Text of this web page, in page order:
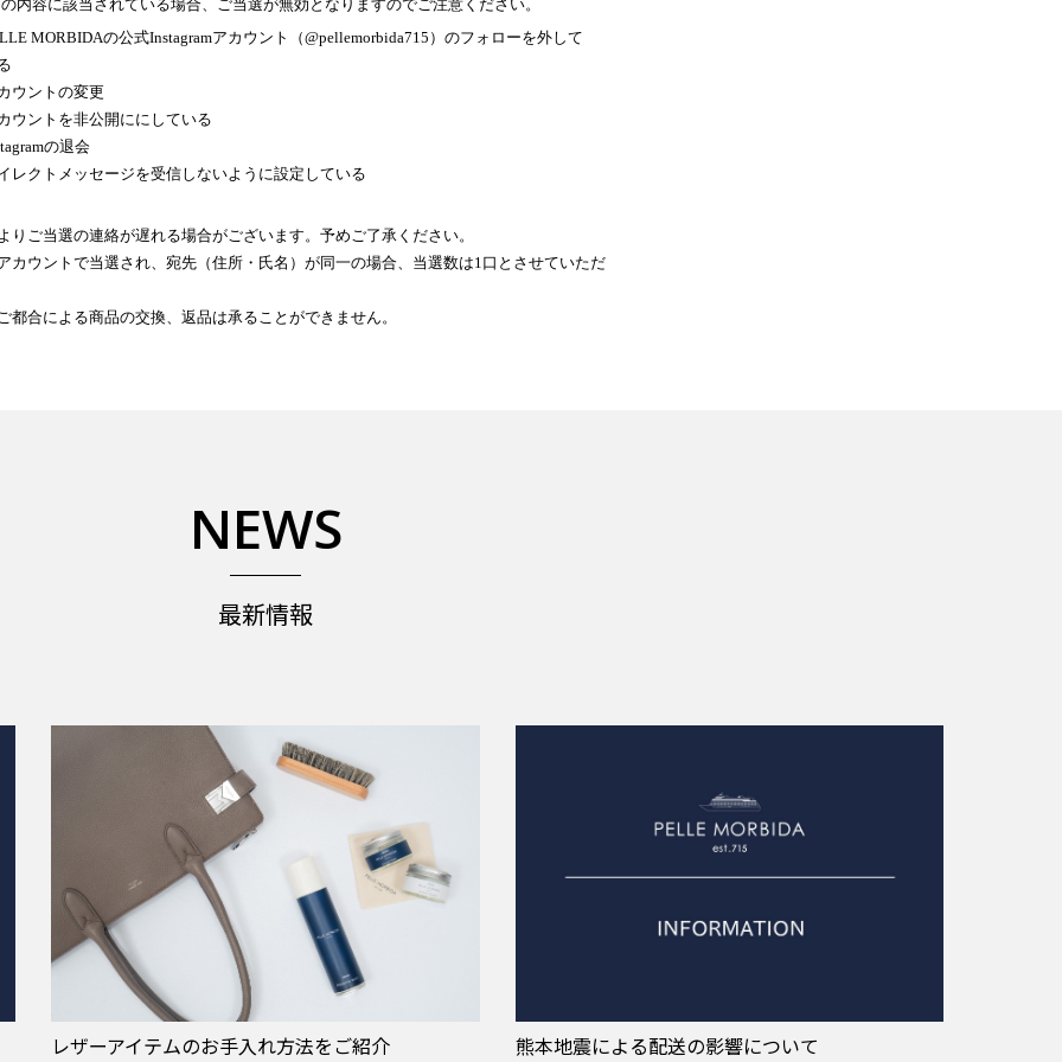
内容に該当されている場合、ご当選が無効となりますのでご注意ください。
MORBIDAの公式Instagramアカウント（@pellemorbida715）のフォローを外して
ウントの変更
ウントを非公開ににしている
の退会
レクトメッセージを受信しないように設定している
りご当選の連絡が遅れる場合がございます。予めご了承ください。
カウントで当選され、宛先（住所・氏名）が同一の場合、当選数は1口とさせていただ
都合による商品の交換、返品は承ることができません。
NEWS
最新情報
レザーアイテムのお手入れ方法をご紹介 熊本地震による配送の影響について